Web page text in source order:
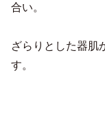
合い。
ざらりとした器肌
す。